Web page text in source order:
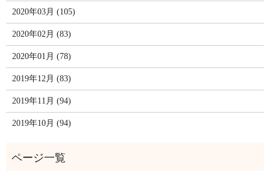
2020年03月 (105)
2020年02月 (83)
2020年01月 (78)
2019年12月 (83)
2019年11月 (94)
2019年10月 (94)